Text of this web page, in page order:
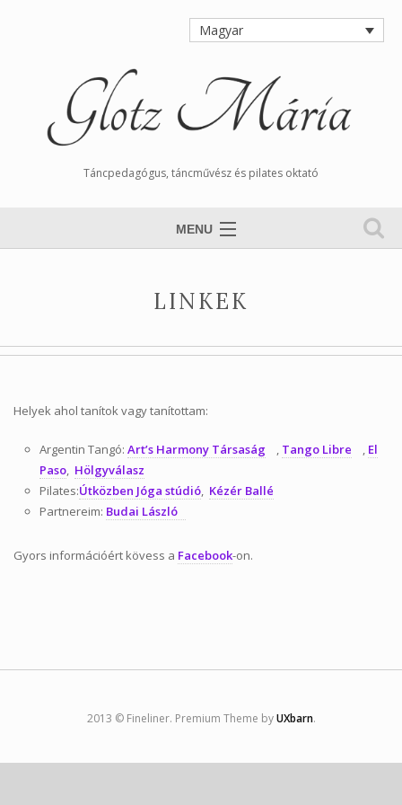
Magyar
Táncpedagógus, táncművész és pilates oktató
MENU
Helyszínek
LINKEK
Helyek ahol tanítok vagy tanítottam:
Argentin Tangó: Art’s Harmony Társaság , Tango Libre , El
Paso, Hölgyválasz
Pilates:Útközben Jóga stúdió, Kézér Ballé
Partnereim: Budai László
Gyors információért kövess a Facebook-on.
2013 © Fineliner. Premium Theme byUXbarn.